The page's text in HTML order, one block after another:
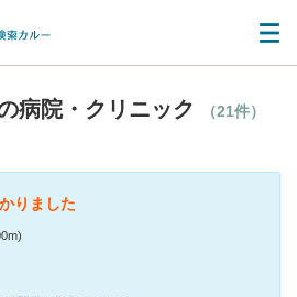
病院・クリニック （21件）
りました